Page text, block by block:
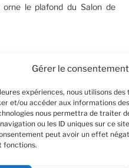
Gérer le consentement
expériences, nous utilisons des
et/ou accéder aux informations
nous permettra de traiter
ou les ID uniques sur ce
peut avoir un effet
fonctions.
orne le plafond du Salon de